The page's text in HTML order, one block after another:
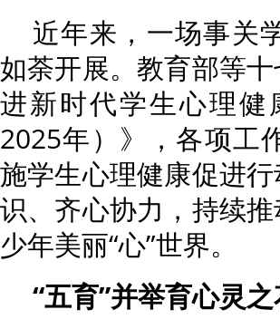
近年来，一场事关
如荼开展。教育部等
进新时代学生心理
2025年）》，各项工
施学生心理健康促进
识、齐心协力，持续
少年美丽“心”世界。
“五育”并举育心灵